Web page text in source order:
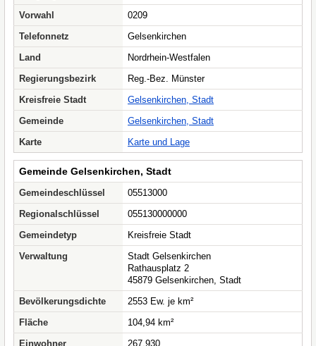
Vorwahl
0209
Telefonnetz
Gelsenkirchen
Land
Nordrhein-Westfalen
Regierungsbezirk
Reg.-Bez. Münster
Kreisfreie Stadt
Gelsenkirchen, Stadt
Gemeinde
Gelsenkirchen, Stadt
Karte
Karte und Lage
Gemeinde Gelsenkirchen, Stadt
Gemeindeschlüssel
05513000
Regionalschlüssel
055130000000
Gemeindetyp
Kreisfreie Stadt
Verwaltung
Stadt Gelsenkirchen
Rathausplatz 2
45879 Gelsenkirchen, Stadt
Bevölkerungsdichte
2553 Ew. je km²
Fläche
104,94 km²
Einwohner
267.930